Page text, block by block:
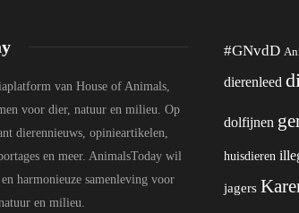
van House of Animals,
voor dier, natuur en milieu. Op
dierennieuws, opinieartikelen,
en meer. AnimalsToday wil
harmonieuze samenleving voor
en milieu.
#GNvdD
dierenleed
dolfijnen
huisdieren
jagers